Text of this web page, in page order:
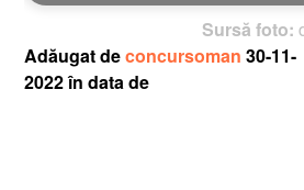
Sursă foto:
Adăugat deconcursoman30-11-
2022 în data de